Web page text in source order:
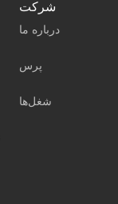
شرکت
درباره ما
پرس
شغل‌ها